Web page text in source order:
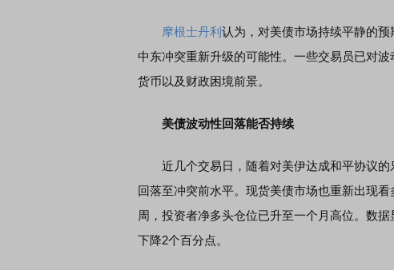
摩根士丹利 认为，对美债市场持续平静的
中东冲突重新升级的可能性。一些交易员已对
货币以及财政困境前景。
美债波动性回落能否持续
近几个交易日，随着对美伊达成和平协议的
回落至冲突前水平。现货美债市场也重新出现看
周，投资者净多头仓位已升至一个月高位。数
下降2个百分点。